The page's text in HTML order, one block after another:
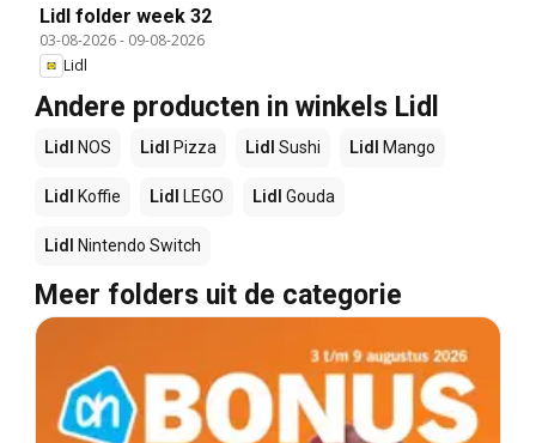
Lidl folder week 32
03-08-2026- 09-08-2026
Lidl
Andere producten in winkels Lidl
Lidl NOS Lidl Pizza Lidl Sushi Lidl Mango
Lidl Koffie Lidl LEGO Lidl Gouda
Lidl Nintendo Switch
Meer folders uit de categorie